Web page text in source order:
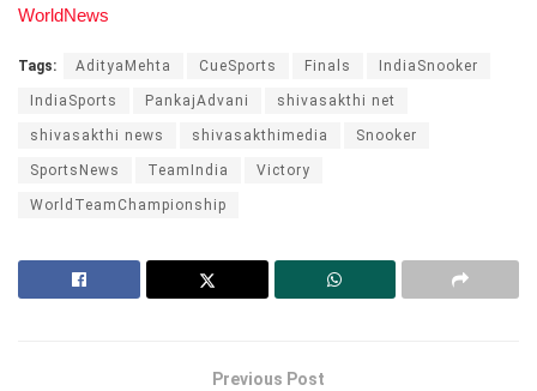
WorldNews
Tags: AdityaMehta CueSports Finals IndiaSnooker
IndiaSports PankajAdvani shivasakthi net
shivasakthi news shivasakthimedia Snooker
SportsNews TeamIndia Victory
WorldTeamChampionship
Previous Post